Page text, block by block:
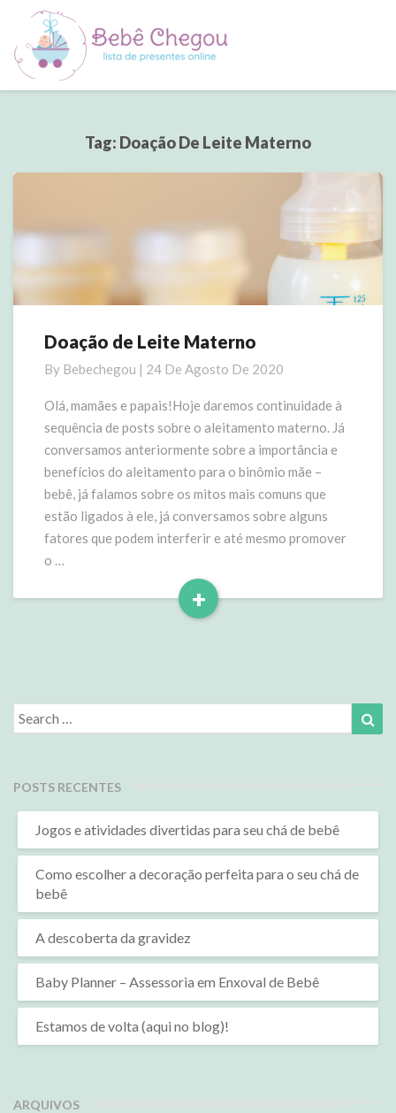
Tag: Doação De Leite Materno
Doação
Leite
Materno
Doação de Leite Materno
By Bebechegou | 24 De Agosto De 2020
Olá, mamães e papais!Hoje daremos continuidade à
sequência de posts sobre o aleitamento materno. Já
conversamos anteriormente sobre a importância e
benefícios do aleitamento para o binômio mãe –
bebê, já falamos sobre os mitos mais comuns que
estão ligados à ele, já conversamos sobre alguns
fatores que podem interferir e até mesmo promover
o …
+
Read
Search
for:
POSTS RECENTES
Jogos e atividades divertidas para seu chá de bebê
Como escolher a decoração perfeita para o seu chá de
bebê
A descoberta da gravidez
Baby Planner – Assessoria em Enxoval de Bebê
Estamos de volta (aqui no blog)!
ARQUIVOS